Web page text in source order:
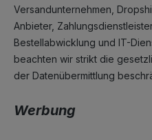
Versandunternehmen,
Anbieter,
Bestellabwicklung und IT-
beachten wir strikt die
der Datenübermittlung
Werbung